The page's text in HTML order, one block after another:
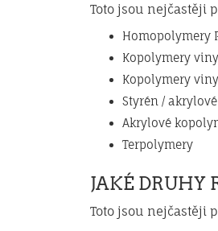
Toto jsou nejčastěji
Homopolymery
Kopolymery
Kopolymery
Styrén /
Akrylové
Terpolymery
JAKÉ DRUHY
Toto jsou nejčastěji